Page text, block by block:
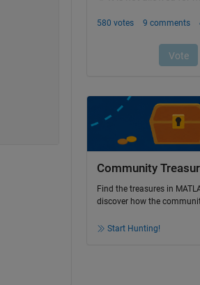
Community
Find the treasures in
discover how the
Start Hunting!